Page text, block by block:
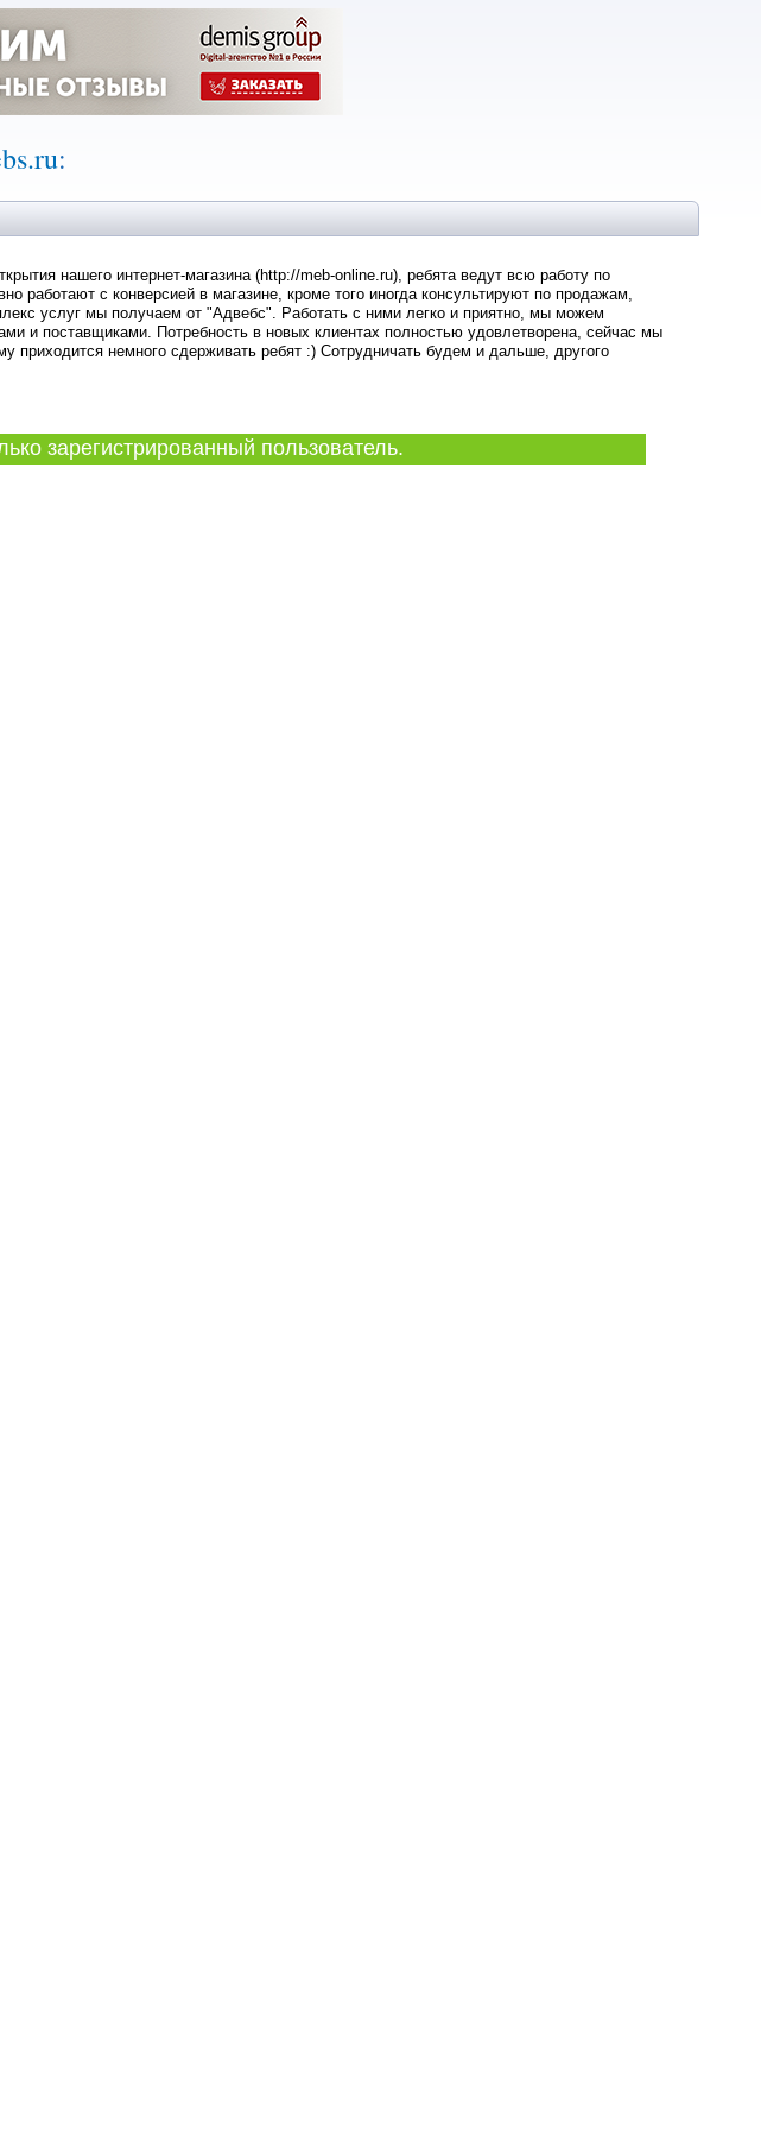
:
нашего интернет-магазина (http://meb-online.ru), ребята ведут всю работу по
работают с конверсией в магазине, кроме того иногда консультируют по продажам,
услуг мы получаем от "Адвебс". Работать с ними легко и приятно, мы можем
и поставщиками. Потребность в новых клиентах полностью удовлетворена, сейчас мы
приходится немного сдерживать ребят :) Сотрудничать будем и дальше, другого
зарегистрированный пользователь.